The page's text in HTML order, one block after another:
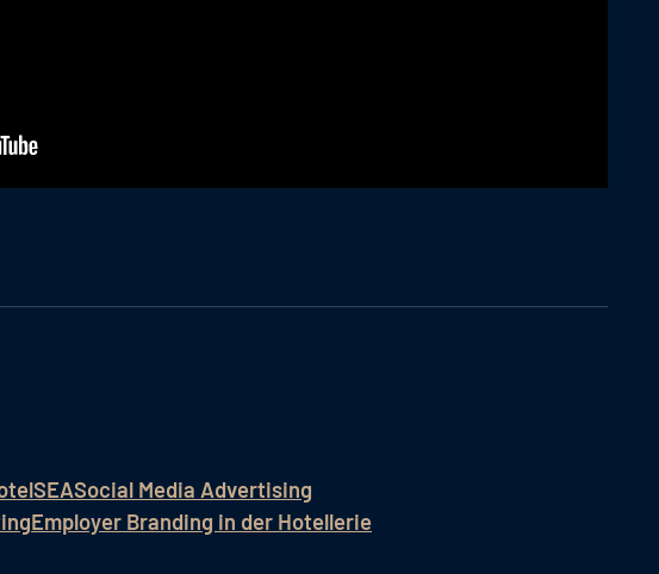
SEASocial Media Advertising
Employer Branding in der Hotellerie